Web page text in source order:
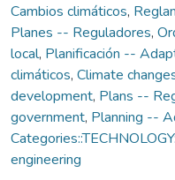
Cambios climáticos,
Planes -- Reguladores,
local, Planificación --
climáticos, Climate
development, Plans --
government, Planning --
engineering